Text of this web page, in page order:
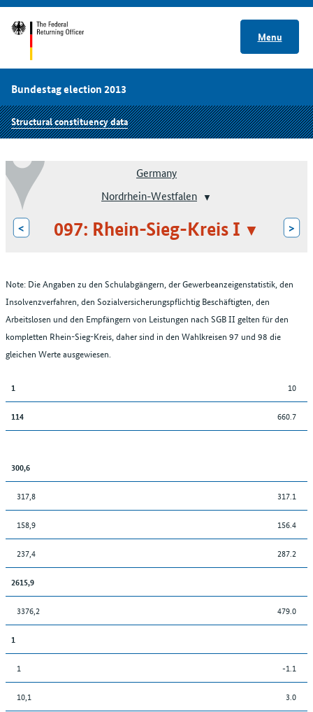
Menu
Bundestag election 2013
Structural constituency data
Germany
Nordrhein-Westfalen
< 097: Rhein-Sieg-Kreis I >
Note: Die Angaben zu den Schulabgängern, der Gewerbeanzeigenstatistik, den
Insolvenzverfahren, den Sozialversicherungspflichtig Beschäftigten, den
Arbeitslosen und den Empfängern von Leistungen nach SGB II gelten für den
kompletten Rhein-Sieg-Kreis, daher sind in den Wahlkreisen 97 und 98 die
gleichen Werte ausgewiesen.
1 10
114 660.7
300,6
317,8 317.1
158,9 156.4
237,4 287.2
2615,9
3376,2 479.0
1
1 -1.1
10,1 3.0